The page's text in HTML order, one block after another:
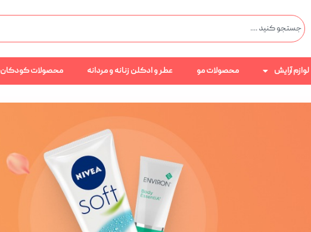
لوازم آرایش محصولات مو عطر و ادکلن زنانه و مردانه محصولات کودکان